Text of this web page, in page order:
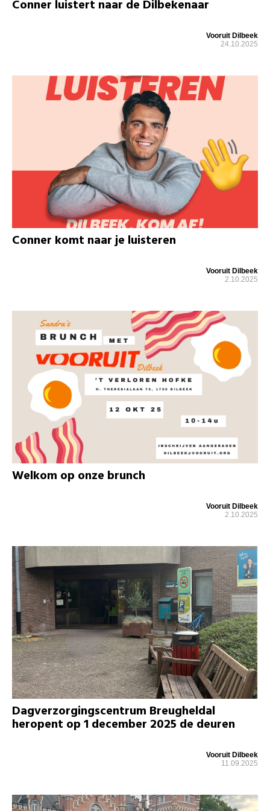
Conner luistert naar de Dilbekenaar
Vooruit Dilbeek
24.10.2025
Conner komt naar je luisteren
Vooruit Dilbeek
2.10.2025
Welkom op onze brunch
Vooruit Dilbeek
2.10.2025
Dagverzorgingscentrum Breugheldal
heropent op 1 december 2025 de deuren
Vooruit Dilbeek
11.09.2025